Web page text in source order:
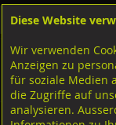
Shop Muttern
Sicherungsmuttern
6-8 Stahl verzinkt
Diese Website
Wir verwenden
Anzeigen zu
für soziale Medien
die Zugriffe auf
analysieren.